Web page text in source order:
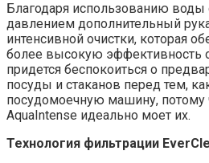
Благодаря использованию
давлением дополнительный
интенсивной очистки, которая
более высокую эффективность
придется беспокоиться о
посуды и стаканов перед тем,
посудомоечную машину, потому
AquaIntense идеально моет их.
Технология фильтрации